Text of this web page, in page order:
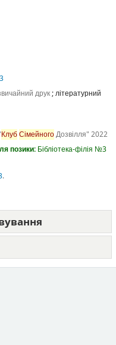
друк; літературний
КлубСімейногоДозвілля" 2022
позики: Бібліотека-філія №3
.